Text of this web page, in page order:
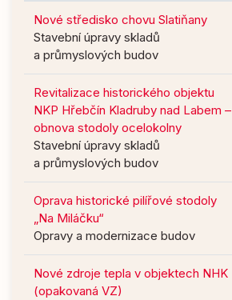
Nové středisko chovu Slatiňany
Stavební úpravy skladů
a průmyslových budov
Revitalizace historického objektu
NKP Hřebčín Kladruby nad Labem –
obnova stodoly ocelokolny
Stavební úpravy skladů
a průmyslových budov
Oprava historické pilířové stodoly
„Na Miláčku“
Opravy a modernizace budov
Nové zdroje tepla v objektech NHK
(opakovaná VZ)